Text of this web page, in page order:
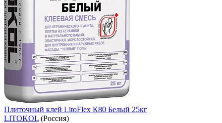
Плиточный клей LitoFlex К80 Белый 25кг
LITOKOL (Россия)